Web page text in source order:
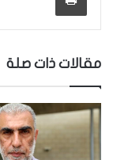
مقالات ذات صلة